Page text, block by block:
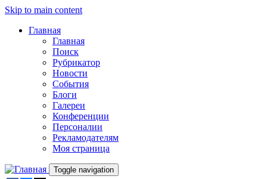
Skip to main content
Главная
Главная
Поиск
Рубрикатор
Новости
События
Блоги
Галереи
Конференции
Персоналии
Рекламодателям
Моя страница
Toggle navigation